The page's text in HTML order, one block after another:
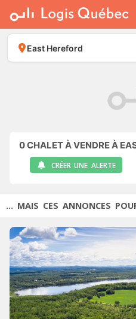
À LOUER
À VENDRE
PLACER UNE ANNONCE
East Hereford
0CHALET À VENDRE À
CRÉER UNE ALERTE
... MAIS CES ANNONCES